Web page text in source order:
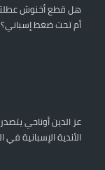
هل قطع أخنوش
أم تحت ضغط
عز الدين أوناحي
الأندية الإسبانية